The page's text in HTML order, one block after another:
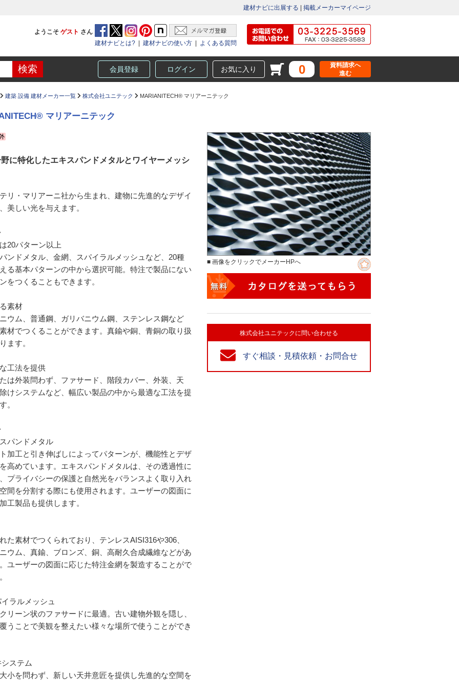
建材ナビに出展する 掲載メーカーマイページ
ようこそ ゲスト さん
建材ナビとは?
建材ナビの使い方 よくある質問
会員登録 ログイン お気に入り 0
資料請求へ
進む
建築 設備 建材メーカー一覧 株式会社ユニテック MARIANITECH® マリアーニテック
マリアーニテック
に特化したエキスパンドメタルとワイヤーメッシ
リ・マリアーニ社から生まれ、建物に先進的なデザイ
美しい光を与えます。
20パターン以上
ンドメタル、金網、スパイラルメッシュなど、20種
る基本パターンの中から選択可能。特注で製品にない
をつくることもできます。
素材
ウム、普通鋼、ガリバニウム鋼、ステンレス鋼など
材でつくることができます。真鍮や銅、青銅の取り扱
ます。
工法を提供
は外装問わず、ファサード、階段カバー、外装、天
けシステムなど、幅広い製品の中から最適な工法を提
。
パンドメタル
加工と引き伸ばしによってパターンが、機能性とデザ
高めています。エキスパンドメタルは、その透過性に
プライバシーの保護と自然光をバランスよく取り入れ
間を分割する際にも使用されます。ユーザーの図面に
工製品も提供します。
た素材でつくられており、テンレスAISI316や306、
ウム、真鍮、ブロンズ、銅、高耐久合成繊維などがあ
ユーザーの図面に応じた特注金網を製造することがで
ラルメッシュ
リーン状のファサードに最適。古い建物外観を隠し、
うことで美観を整えたい様々な場所で使うことができ
ステム
小を問わず、新しい天井意匠を提供し先進的な空間を
■ 画像をクリックでメーカーHPへ
株式会社ユニテックに問い合わせる
すぐ相談・見積依頼・お問合せ